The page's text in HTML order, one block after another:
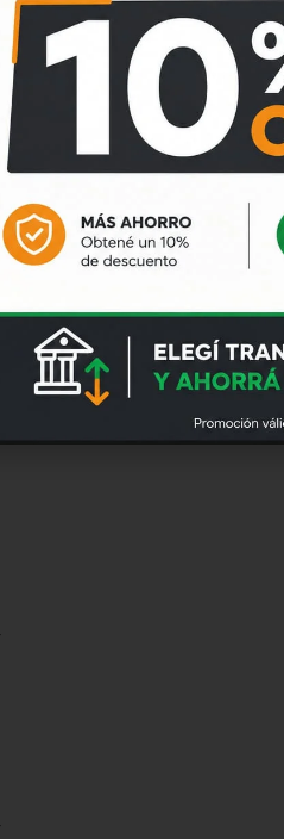
Sierra De Calar 570w
$2.500